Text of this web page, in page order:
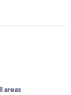
areas